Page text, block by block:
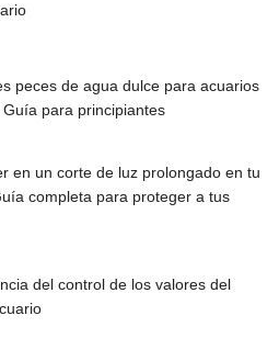
peces de agua dulce para acuarios
para principiantes
en un corte de luz prolongado en tu
completa para proteger a tus
del control de los valores del